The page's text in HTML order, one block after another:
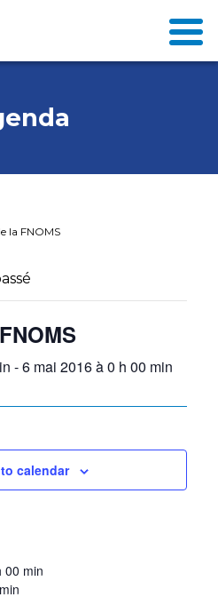
la FNOMS
-6 mai 2016 à 0 h 00 min
calendar
00 min